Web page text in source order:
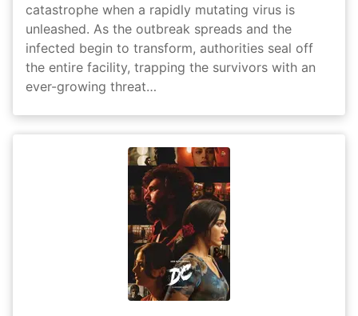
catastrophe when a rapidly mutating virus is
unleashed. As the outbreak spreads and the
infected begin to transform, authorities seal off
the entire facility, trapping the survivors with an
ever-growing threat…